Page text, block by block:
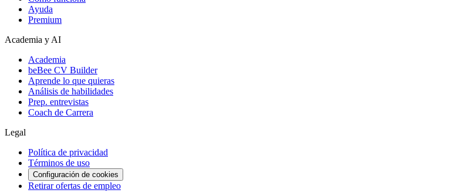
Ayuda
Premium
Academia y AI
Academia
beBee CV Builder
Aprende lo que quieras
Análisis de habilidades
Prep. entrevistas
Coach de Carrera
Legal
Política de privacidad
Términos de uso
Configuración de cookies
Retirar ofertas de empleo